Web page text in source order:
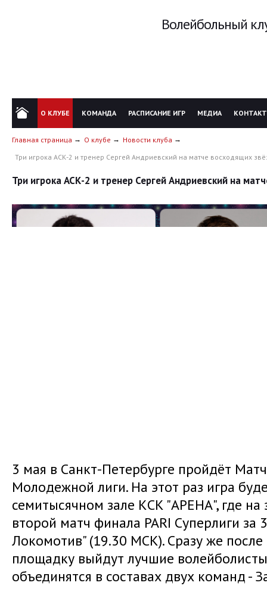
Волейбольный
О КЛУБЕ КОМАНДА РАСПИСАНИЕ ИГР МЕДИА
Главная страница О клубе
Новости клуба
Три игрока АСК-2 и тренер Сергей Андриевский на матче восходящих
Три игрока АСК-2 и тренер Сергей Андриевский на
3 мая в Санкт-Петербурге пройдёт
Молодежной лиги. На этот раз игра
семитысячном зале КСК "АРЕНА", где на
второй матч финала PARI Суперлиги за
Локомотив" (19.30 МСК). Сразу же
площадку выйдут лучшие
объединятся в составах двух команд -